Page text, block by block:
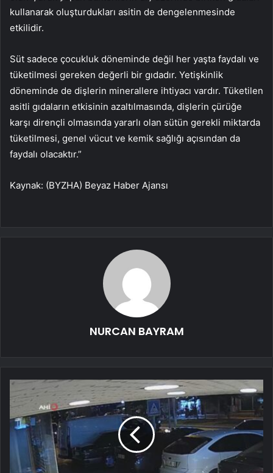
kullanarak oluşturdukları asitin de dengelenmesinde
etkilidir.
Süt sadece çocukluk döneminde değil her yaşta faydalı ve
tüketilmesi gereken değerli bir gıdadır. Yetişkinlik
döneminde de dişlerin minerallere ihtiyacı vardır. Tüketilen
asitli gıdaların etkisinin azaltılmasında, dişlerin çürüğe
karşı dirençli olmasında yararlı olan sütün gerekli miktarda
tüketilmesi, genel vücut ve kemik sağlığı açısından da
faydalı olacaktır.”
Kaynak: (BYZHA) Beyaz Haber Ajansı
NURCAN BAYRAM